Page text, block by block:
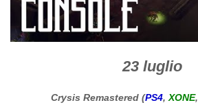
23 luglio
Crysis Remastered (PS4, XONE,